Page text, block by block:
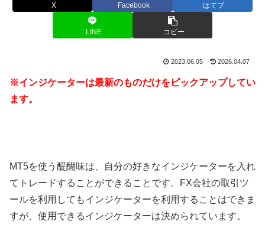
X Facebook はてブ
LINE コピー
2023.06.05 2026.04.07
※インジケーターは最新のものだけをピックアップしてい
ます。
MT5を使う醍醐味は、自分の好きなインジケーターを入れ
てトレードすることができることです。FX会社の取引ツ
ールを利用してもインジケーターを利用することはできま
すが、使用できるインジケーターは決められています。